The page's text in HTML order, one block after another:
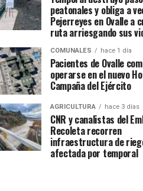
peatonales y obliga a
Pejerreyes en Ovalle a
ruta arriesgando sus
COMUNALES hace 1 día
Pacientes de Ovalle
operarse en el nuevo
Campaña del Ejército
AGRICULTURA hace 3 días
CNR y canalistas del
Recoleta recorren
infraestructura de
afectada por temporal